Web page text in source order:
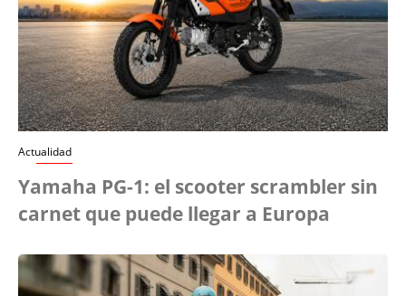
Actualidad
Yamaha PG-1: el scooter scrambler sin
carnet que puede llegar a Europa